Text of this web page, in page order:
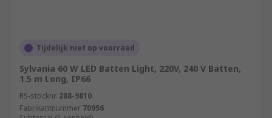
Tijdelijk niet op voorraad
Sylvania 60 W LED Batten Light, 220V, 240 V Batten,
1.5 m Long, IP66
RS-stocknr. 288-9810
Fabrikantnummer 70956